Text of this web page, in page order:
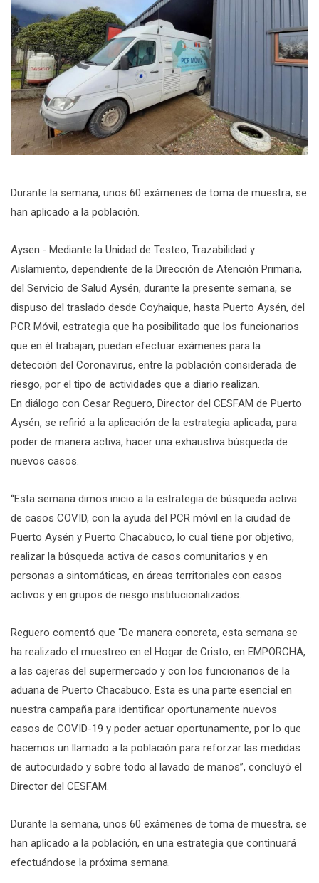
Durante la semana, unos 60 exámenes de toma de muestra, se
han aplicado a la población.
Aysen.- Mediante la Unidad de Testeo, Trazabilidad y
Aislamiento, dependiente de la Dirección de Atención Primaria,
del Servicio de Salud Aysén, durante la presente semana, se
dispuso del traslado desde Coyhaique, hasta Puerto Aysén, del
PCR Móvil, estrategia que ha posibilitado que los funcionarios
que en él trabajan, puedan efectuar exámenes para la
detección del Coronavirus, entre la población considerada de
riesgo, por el tipo de actividades que a diario realizan.
En diálogo con Cesar Reguero, Director del CESFAM de Puerto
Aysén, se refirió a la aplicación de la estrategia aplicada, para
poder de manera activa, hacer una exhaustiva búsqueda de
nuevos casos.
“Esta semana dimos inicio a la estrategia de búsqueda activa
de casos COVID, con la ayuda del PCR móvil en la ciudad de
Puerto Aysén y Puerto Chacabuco, lo cual tiene por objetivo,
realizar la búsqueda activa de casos comunitarios y en
personas a sintomáticas, en áreas territoriales con casos
activos y en grupos de riesgo institucionalizados.
Reguero comentó que “De manera concreta, esta semana se
ha realizado el muestreo en el Hogar de Cristo, en EMPORCHA,
a las cajeras del supermercado y con los funcionarios de la
aduana de Puerto Chacabuco. Esta es una parte esencial en
nuestra campaña para identificar oportunamente nuevos
casos de COVID-19 y poder actuar oportunamente, por lo que
hacemos un llamado a la población para reforzar las medidas
de autocuidado y sobre todo al lavado de manos”, concluyó el
Director del CESFAM.
Durante la semana, unos 60 exámenes de toma de muestra, se
han aplicado a la población, en una estrategia que continuará
efectuándose la próxima semana.